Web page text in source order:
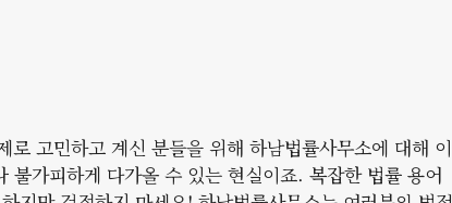
고민하고 계신 분들을 위해 하남법률사무소에 대해 이
불가피하게 다가올 수 있는 현실이죠. 복잡한 법률 용어